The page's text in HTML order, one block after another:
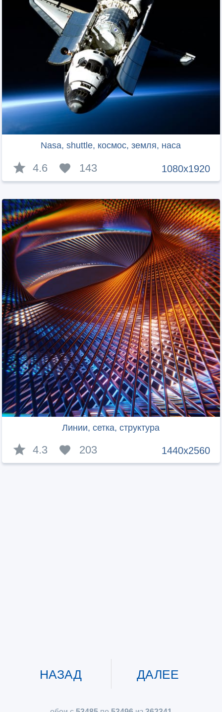
Nasa, shuttle, космос, земля, наса
1080x1920
4.6 143
Линии, сетка, структура
1440x2560
4.3 203
НАЗАД ДАЛЕЕ